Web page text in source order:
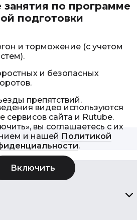
занятия по программе
подготовки
и торможение (с учетом
и безопасных
препятствий.
Смотреть видео>
видео используются
сервисов сайта и Rutube.
вы соглашаетесь с их
и нашей Политикой
.